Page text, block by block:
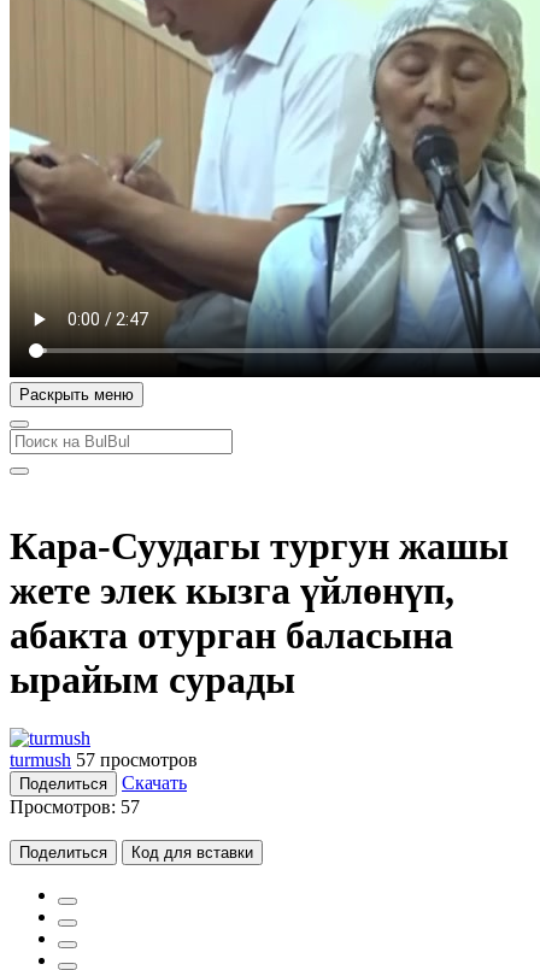
Раскрыть меню
Кара-Суудагы тургун жашы
жете элек кызга үйлөнүп,
абакта отурган баласына
ырайым сурады
turmush 57 просмотров
Поделиться
Скачать
Просмотров: 57
Поделиться Код для вставки